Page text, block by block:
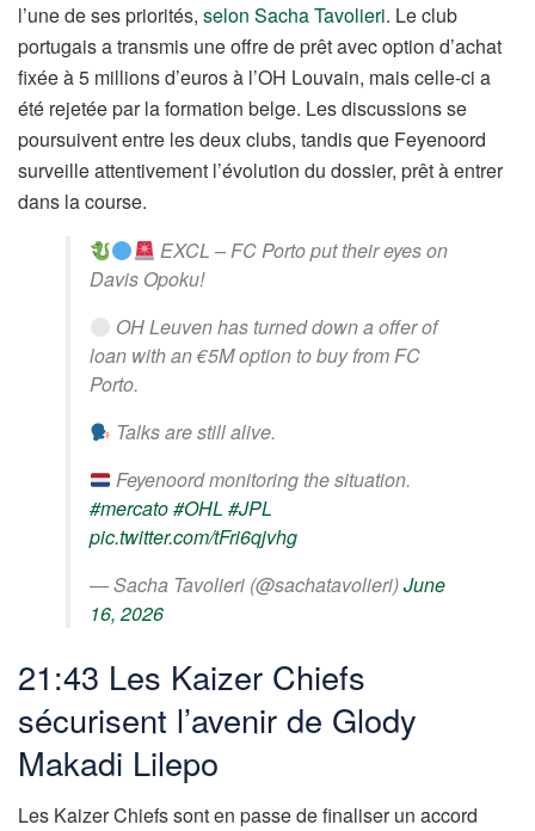
l’une de ses priorités, selon Sacha Tavolieri. Le club
portugais a transmis une offre de prêt avec option d’achat
fixée à 5 millions d’euros à l’OH Louvain, mais celle-ci a
été rejetée par la formation belge. Les discussions se
poursuivent entre les deux clubs, tandis que Feyenoord
surveille attentivement l’évolution du dossier, prêt à entrer
dans la course.
EXCL – FC Porto put their eyes on
Davis Opoku!
OH Leuven has turned down a offer of
loan with an €5M option to buy from FC
Porto.
Talks are still alive.
Feyenoord monitoring the situation.
#mercato#OHL #JPL
pic.twitter.com/tFri6qjvhg
— Sacha Tavolieri (@sachatavolieri)June
16, 2026
21:43 Les Kaizer Chiefs
sécurisent l’avenir de Glody
Makadi Lilepo
Les Kaizer Chiefs sont en passe de finaliser un accord